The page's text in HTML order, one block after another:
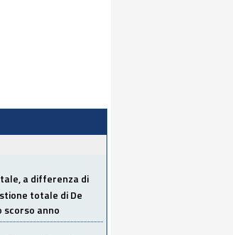
a differenza di
totale di De
anno